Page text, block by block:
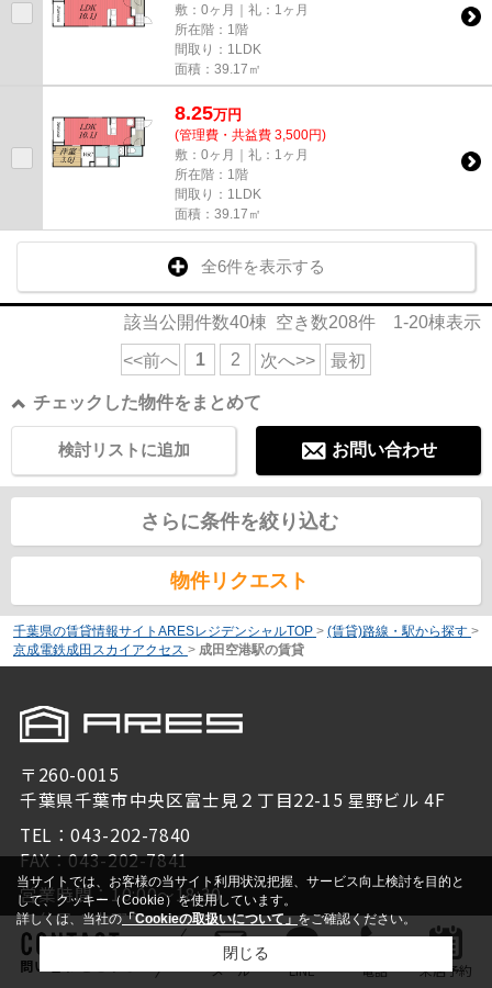
敷：0ヶ月｜礼：1ヶ月
所在階：1階
間取り：1LDK
面積：39.17㎡
8.25万円
(管理費・共益費 3,500円)
敷：0ヶ月｜礼：1ヶ月
所在階：1階
間取り：1LDK
面積：39.17㎡
全6件を表示する
該当公開件数40棟 空き数208件 1-20棟表示
<<前へ 1 2 次へ>> 最初
チェックした物件をまとめて
お問い合わせ
検討リストに追加
さらに条件を絞り込む
物件リクエスト
千葉県の賃貸情報サイトARESレジデンシャルTOP > (賃貸)路線・駅から探す >
京成電鉄成田スカイアクセス > 成田空港駅の賃貸
〒260-0015
千葉県千葉市中央区富士見２丁目22-15 星野ビル 4F
TEL：043-202-7840
FAX：043-202-7841
営業時間：10:00～18:30
定休日：水曜日
千葉店：043-202-7840
鎌取店：043-293-7840
問い合わせをする メール LINE 電話 来店予約
当サイトでは、お客様の当サイト利用状況把握、サービス向上検討を目的と
して、クッキー（Cookie）を使用しています。
詳しくは、当社の「Cookieの取扱いについて」をご確認ください。
閉じる